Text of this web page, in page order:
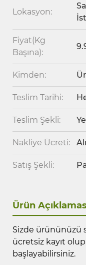
Lokasyon:
Fiyat(Kg
Başına):
Kimden:
Teslim Tarihi:
Teslim Şekli:
Nakliye Ücreti:
Satış Şekli:
Ürün
Sizde ürününüzü
ücretsiz kayıt
başlayabilirsiniz.